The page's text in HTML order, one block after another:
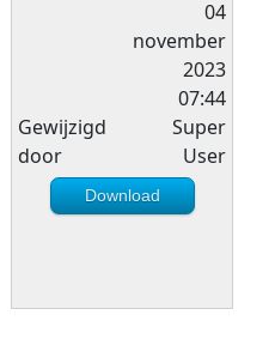
04
november
2023
07:44
Gewijzigd
door
Super
User
Download